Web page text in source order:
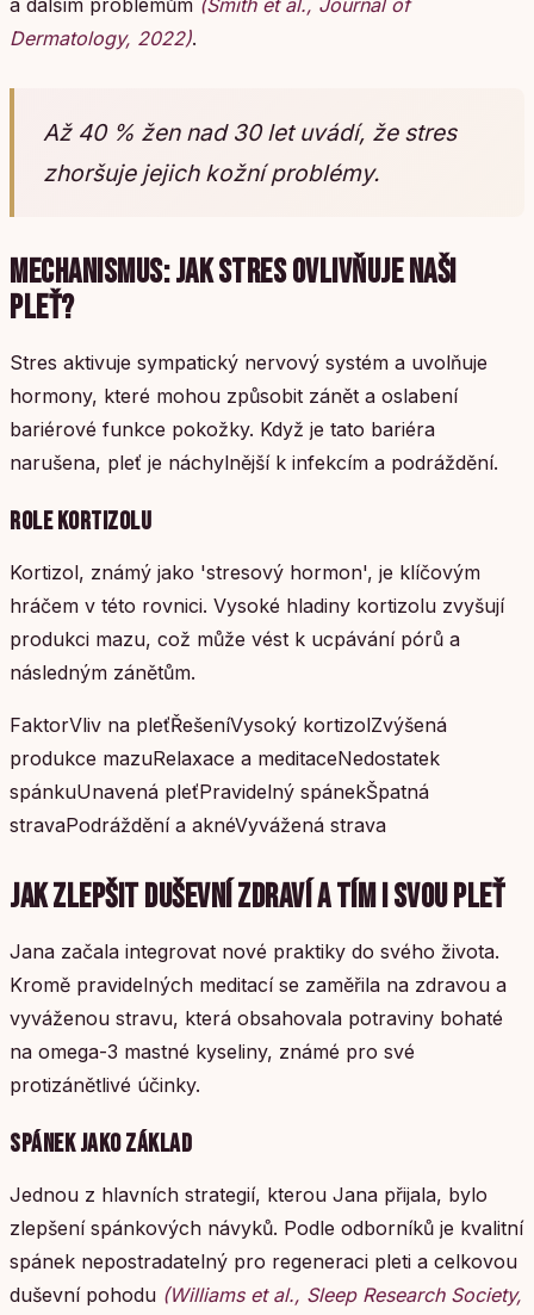
a dalším problémům (Smith et al., Journal of
Dermatology, 2022).
Až 40 % žen nad 30 let uvádí, že stres
zhoršuje jejich kožní problémy.
MECHANISMUS: JAK STRES OVLIVŇUJE NAŠI
PLEŤ?
Stres aktivuje sympatický nervový systém a uvolňuje
hormony, které mohou způsobit zánět a oslabení
bariérové funkce pokožky. Když je tato bariéra
narušena, pleť je náchylnější k infekcím a podráždění.
ROLE KORTIZOLU
Kortizol, známý jako 'stresový hormon', je klíčovým
hráčem v této rovnici. Vysoké hladiny kortizolu zvyšují
produkci mazu, což může vést k ucpávání pórů a
následným zánětům.
FaktorVliv na pleťŘešeníVysoký kortizolZvýšená
produkce mazuRelaxace a meditaceNedostatek
spánkuUnavená pleťPravidelný spánekŠpatná
stravaPodráždění a aknéVyvážená strava
JAK ZLEPŠIT DUŠEVNÍ ZDRAVÍ A TÍM I SVOU PLEŤ
Jana začala integrovat nové praktiky do svého života.
Kromě pravidelných meditací se zaměřila na zdravou a
vyváženou stravu, která obsahovala potraviny bohaté
na omega-3 mastné kyseliny, známé pro své
protizánětlivé účinky.
SPÁNEK JAKO ZÁKLAD
Jednou z hlavních strategií, kterou Jana přijala, bylo
zlepšení spánkových návyků. Podle odborníků je kvalitní
spánek nepostradatelný pro regeneraci pleti a celkovou
duševní pohodu (Williams et al., Sleep Research Society,